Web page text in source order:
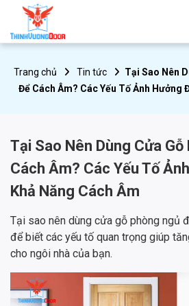
Trang chủ Tin tức
Tại Sao Nên
Để Cách Âm? Các Yếu Tố Ảnh Hưởng
Tại Sao Nên Dùng Cửa
Cách Âm? Các Yếu Tố
Khả Năng Cách Âm
Tại sao nên dùng cửa gỗ phòng ngủ
để biết các yếu tố quan trọng giúp
cho ngôi nhà của bạn.